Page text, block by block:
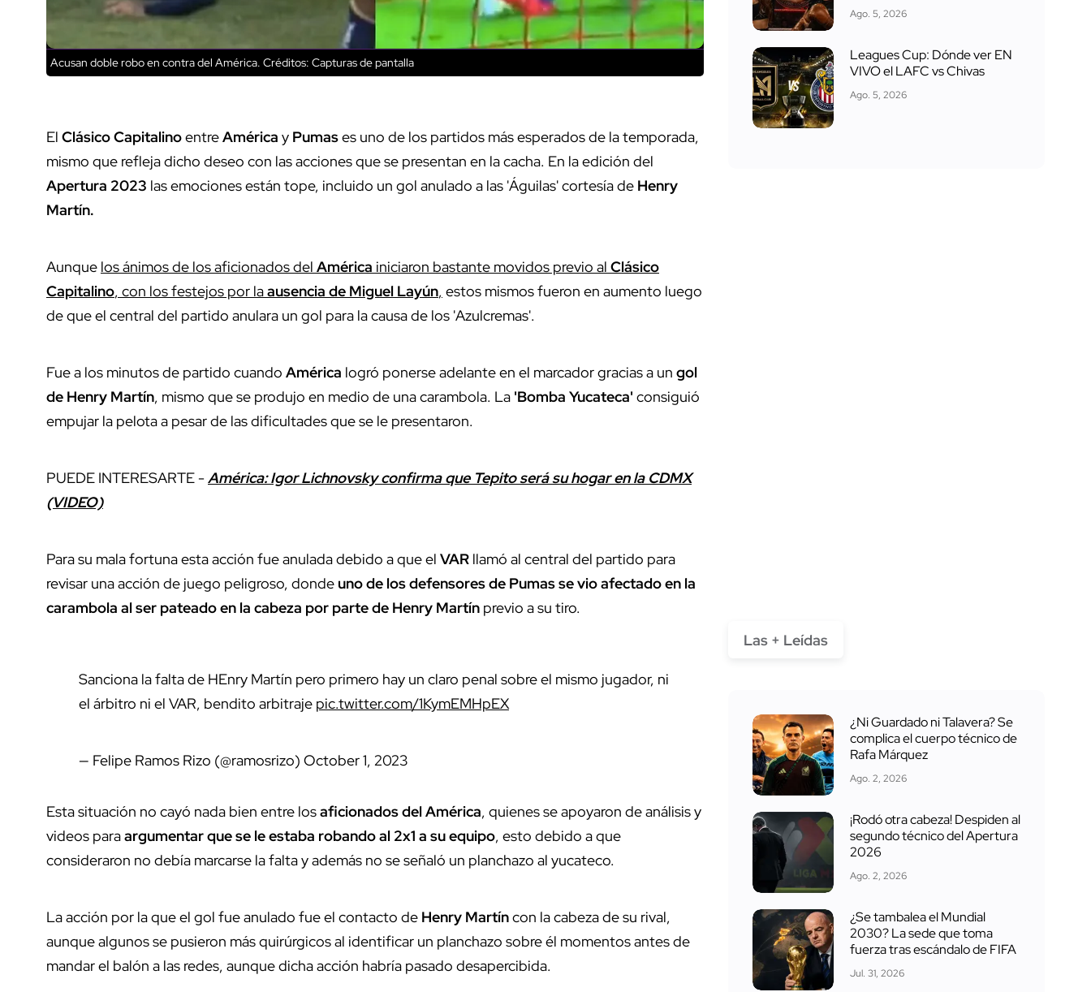
Acusan doble robo en contra del América. Créditos: Capturas de pantalla
El Clásico CapitalinoentreAmérica y Pumases uno de los partidos más esperados de la temporada,
mismo que refleja dicho deseo con las acciones que se presentan en la cacha. En la edición del
Apertura 2023 las emociones están tope, incluido un gol anulado a las 'Águilas' cortesía de Henry
Martín.
Aunque los ánimos de los aficionados del América iniciaron bastante movidos previo al Clásico
Capitalino, con los festejos por laausencia de Miguel Layún, estos mismos fueron en aumento luego
de que el central del partido anulara un gol para la causa de los 'Azulcremas'.
Fue a los minutos de partido cuando América logró ponerse adelante en el marcador gracias a un gol
de Henry Martín, mismo que se produjo en medio de una carambola. La 'Bomba Yucateca' consiguió
empujar la pelota a pesar de las dificultades que se le presentaron.
PUEDE INTERESARTE -América: Igor Lichnovsky confirma que Tepito será su hogar en la CDMX
(VIDEO)
Para su mala fortuna esta acción fue anulada debido a que el VAR llamó al central del partido para
revisar una acción de juego peligroso, donde uno de los defensores de Pumas se vio afectado en la
carambola al ser pateado en la cabeza por parte de Henry Martín previo a su tiro.
Sanciona la falta de HEnry Martín pero primero hay un claro penal sobre el mismo jugador, ni
el árbitro ni el VAR, bendito arbitraje pic.twitter.com/1KymEMHpEX
— Felipe Ramos Rizo (@ramosrizo) October 1, 2023
Esta situación no cayó nada bien entre losaficionados del América, quienes se apoyaron de análisis y
videos paraargumentar que se le estaba robando al 2x1 a su equipo, esto debido a que
consideraron no debía marcarse la falta y además no se señaló un planchazo al yucateco.
La acción por la que el gol fue anulado fue el contacto de Henry Martíncon la cabeza de su rival,
aunque algunos se pusieron más quirúrgicos al identificar un planchazo sobre él momentos antes de
mandar el balón a las redes, aunque dicha acción habría pasado desapercibida.
Ago. 5, 2026
Leagues Cup: Dónde ver EN
VIVO el LAFC vs Chivas
Ago. 5, 2026
Las + Leídas
¿Ni Guardado ni Talavera? Se
complica el cuerpo técnico de
Rafa Márquez
Ago. 2, 2026
¡Rodó otra cabeza! Despiden al
segundo técnico del Apertura
2026
Ago. 2, 2026
¿Se tambalea el Mundial
2030? La sede que toma
fuerza tras escándalo de FIFA
Jul. 31, 2026